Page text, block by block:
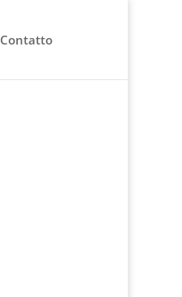
Contatto